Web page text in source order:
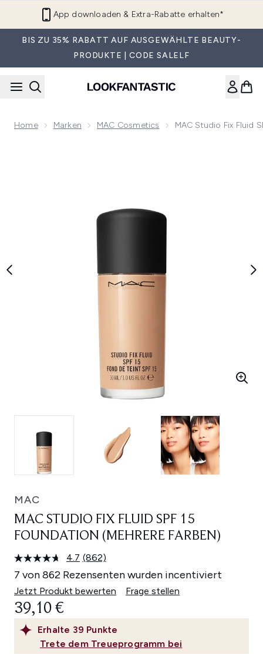
App downloaden & Extra-Rabatte erhalten*
BIS ZU 35% RABATT AUF AUSGEWÄHLTE BEAUTY-
PRODUKTE | CODE SALELF
Home Marken MAC Cosmetics MAC Studio Fix Fluid
MAC
MAC STUDIO FIX FLUID SPF 15
FOUNDATION (MEHRERE FARBEN)
4.7 862
Bewertungen
lesen.
Link
Seite.
(862)
7 von 862 Rezensenten wurden incentiviert
Jetzt Produkt bewerten Frage stellen
Erhalte 39 Punkte
Trete dem Treueprogramm bei
39,10 €